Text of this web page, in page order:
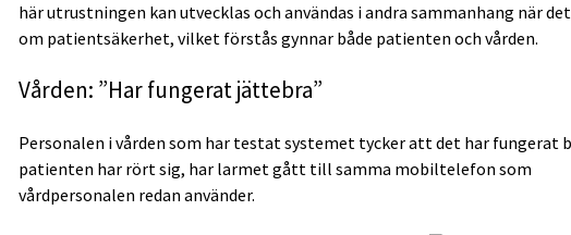
här utrustningen kan utvecklas och användas i andra sammanhang när
om patientsäkerhet, vilket förstås gynnar både patienten och vården.
Vården: ”Har fungerat jättebra”
Personalen i vården som har testat systemet tycker att det har fungerat
patienten har rört sig, har larmet gått till samma mobiltelefon som
vårdpersonalen redan använder.